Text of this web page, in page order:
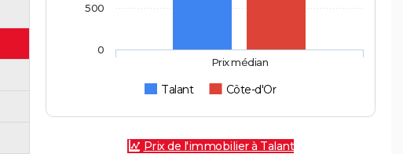
Talant Côte-d'Or
Prix médian
0
500
Prix de l'immobilier à Talant